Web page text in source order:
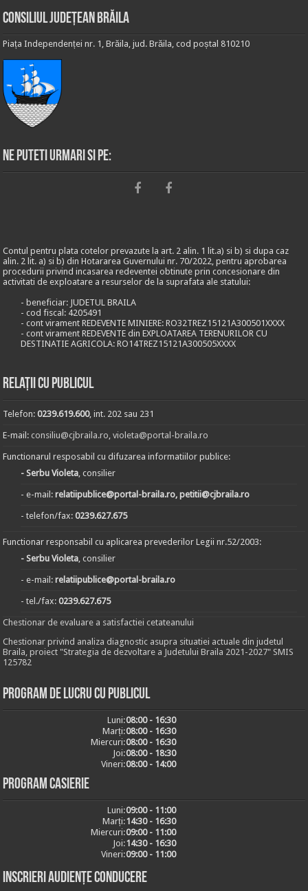
Consiliul Județean Brăila
Piața Independenței nr. 1, Brăila, jud. Brăila, cod poștal 810210
Ne puteti urmari si pe:
Contul pentru plata cotelor prevazute la art. 2 alin. 1 lit.a) si b) si dupa caz
alin. 2 lit. a) si b) din Hotararea Guvernului nr. 70/2022, pentru aprobarea
procedurii privind incasarea redeventei obtinute prin concesionare din
activitati de exploatare a resurselor de la suprafata ale statului:
- beneficiar: JUDETUL BRAILA
- cod fiscal: 4205491
- cont virament REDEVENTE MINIERE: RO32TREZ15121A300501XXXX
- cont virament REDEVENTE din EXPLOATAREA TERENURILOR CU
DESTINATIE AGRICOLA: RO14TREZ15121A300505XXXX
Relații cu publicul
Telefon:0239.619.600, int. 202 sau 231
E-mail:consiliu@cjbraila.ro,violeta@portal-braila.ro
Functionarul resposabil cu difuzarea informatiilor publice:
- Serbu Violeta, consilier
- e-mail:relatiipublice@portal-braila.ro, petitii@cjbraila.ro
- telefon/fax:0239.627.675
Functionar responsabil cu aplicarea prevederilor Legii nr.52/2003:
- Serbu Violeta, consilier
- e-mail:relatiipublice@portal-braila.ro
- tel./fax:0239.627.675
Chestionar de evaluare a satisfactiei cetateanului
Chestionar privind analiza diagnostic asupra situatiei actuale din judetul
Braila, proiect "Strategia de dezvoltare a Judetului Braila 2021-2027" SMIS
125782
Program de lucru cu publicul
Luni:08:00 - 16:30
Marți:08:00 - 16:30
Miercuri:08:00 - 16:30
Joi:08:00 - 18:30
Vineri:08:00 - 14:00
Program casierie
Luni:09:00 - 11:00
Marți:14:30 - 16:30
Miercuri:09:00 - 11:00
Joi:14:30 - 16:30
Vineri:09:00 - 11:00
Inscrieri audiențe conducere